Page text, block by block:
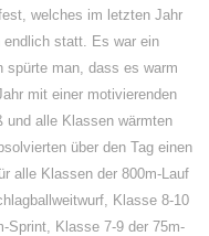
welches im letzten Jahr
statt. Es war ein
spürte man, dass es warm
mit einer motivierenden
und alle Klassen wärmten
über den Tag einen
alle Klassen der 800m-Lauf
Klasse 8-10
Klasse 7-9 der 75m-